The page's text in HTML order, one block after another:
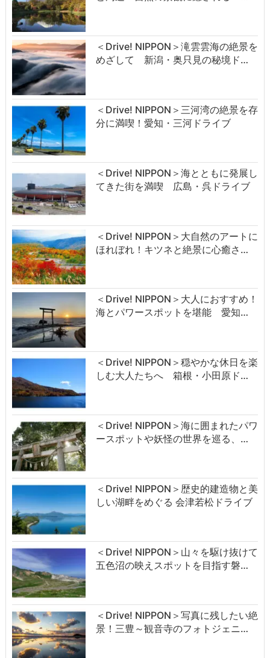
＜Drive! NIPPON＞滝雲雲海の絶景を
めざして 新潟・奥只見の秘境ド…
＜Drive! NIPPON＞三河湾の絶景を存
分に満喫！愛知・三河ドライブ
＜Drive! NIPPON＞海とともに発展し
てきた街を満喫 広島・呉ドライブ
＜Drive! NIPPON＞大自然のアートに
ほれぼれ！キツネと絶景に心癒さ…
＜Drive! NIPPON＞大人におすすめ！
海とパワースポットを堪能 愛知…
＜Drive! NIPPON＞穏やかな休日を楽
しむ大人たちへ 箱根・小田原ド…
＜Drive! NIPPON＞海に囲まれたパワ
ースポットや妖怪の世界を巡る、…
＜Drive! NIPPON＞歴史的建造物と美
しい湖畔をめぐる 会津若松ドライブ
＜Drive! NIPPON＞山々を駆け抜けて
五色沼の映えスポットを目指す磐…
＜Drive! NIPPON＞写真に残したい絶
景！三豊～観音寺のフォトジェニ…